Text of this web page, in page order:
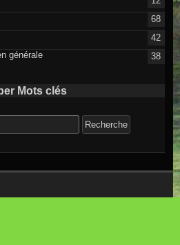
68
42
générale
38
Mots clés